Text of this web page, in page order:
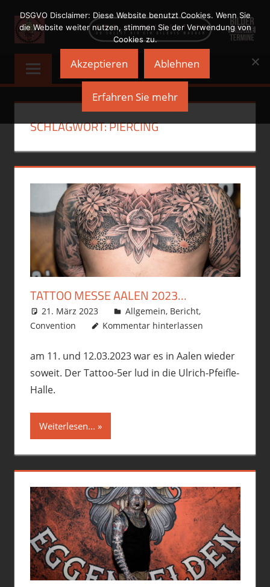
Inhalt
springen
NADELWELT
Du
sollst
ein
machen
SCHLAGWORT:PIERCING
TATTOO MESSE AALEN 2023…
21. März 2023 philofax
Allgemein, Bericht,
Convention
Kommentar hinterlassen
am 11. und 12.03.2023 war es in Aalen wieder
soweit. Der Tattoo-5er lud in die Ulrich-Pfeifle-
Halle.
Weiterlesen...
DSGVO Disclaimer: Diese Website benutzt Cookies. Wenn Sie
die Website weiter nutzen, stimmen Sie der Verwendung von
Cookies zu.
Akzeptieren Ablehnen
Erfahren Sie mehr